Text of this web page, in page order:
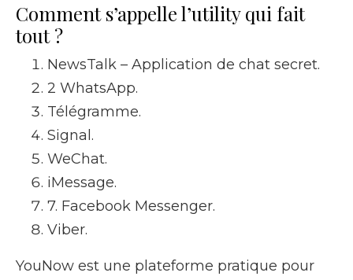
Comment s’appelle l’utility qui fait
tout ?
NewsTalk – Application de chat secret.
2 WhatsApp.
Télégramme.
Signal.
WeChat.
iMessage.
7. Facebook Messenger.
Viber.
YouNow est une plateforme pratique pour